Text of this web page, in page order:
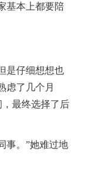
基本上都要陪
是仔细想想也
虑了几个月
最终选择了后
。”她难过地